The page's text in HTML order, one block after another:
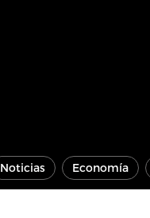
Noticias Economía